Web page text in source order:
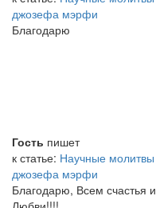
джозефа мэрфи
Благодарю
Гость пишет
к статье: Научные молитвы
джозефа мэрфи
Благодарю, Всем счастья и